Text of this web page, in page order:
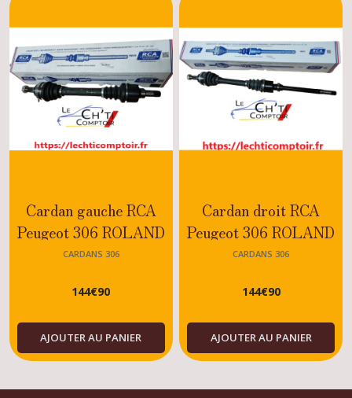
Cardan gauche RCA
Peugeot 306 ROLAND
GARROS - XS - 1.6
CARDANS 306
144€90
AJOUTER AU PANIER
Cardan droit RCA
Peugeot 306 ROLAND
GARROS - XS - 1.6
CARDANS 306
144€90
AJOUTER AU PANIER
306
(2)
Biellettes
boite
de
vitesse
Cardans
306
les
résultats